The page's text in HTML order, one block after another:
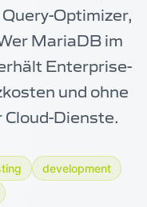
Optimizer,
MariaDB im
Enterprise-
und ohne
Dienste.
development